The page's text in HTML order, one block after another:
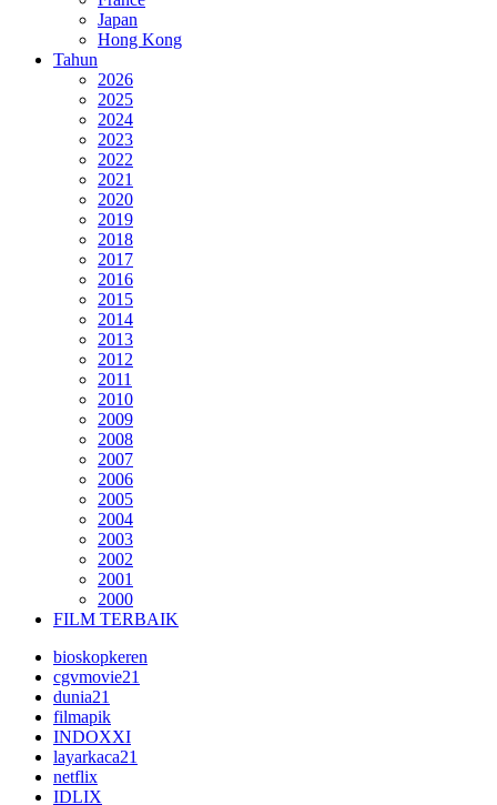
Japan
Hong Kong
Tahun
2026
2025
2024
2023
2022
2021
2020
2019
2018
2017
2016
2015
2014
2013
2012
2011
2010
2009
2008
2007
2006
2005
2004
2003
2002
2001
2000
FILM TERBAIK
bioskopkeren
cgvmovie21
dunia21
filmapik
INDOXXI
layarkaca21
netflix
IDLIX